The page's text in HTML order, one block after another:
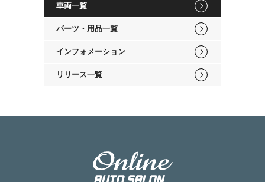
車両一覧
パーツ・用品一覧
インフォメーション
リリース一覧